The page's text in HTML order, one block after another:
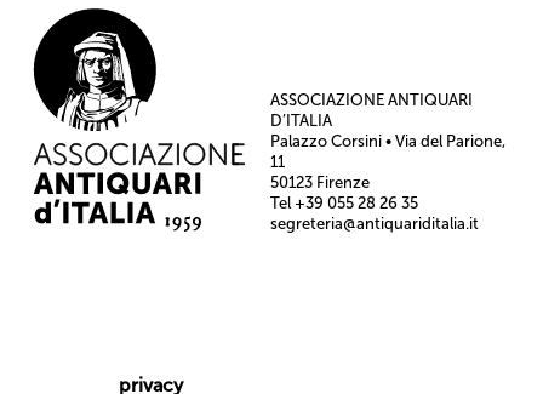
ASSOCIAZIONE ANTIQUARI
D’ITALIA
Palazzo Corsini • Via del Parione,
11
50123 Firenze
Tel +39 055 28 26 35
segreteria@antiquariditalia.it
privacy